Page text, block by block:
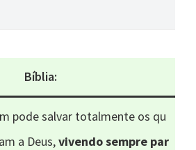
Bíblia:
pode salvar totalmente os qu
a Deus,vivendo sempre par